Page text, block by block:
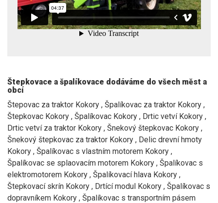
Štepkovace a špalíkovace dodáváme do všech měst a
obcí
Štepovac za traktor Kokory , Špalíkovac za traktor Kokory ,
Štepkovac Kokory , Špalíkovac Kokory , Drtic vetví Kokory ,
Drtic vetví za traktor Kokory , Šnekový štepkovac Kokory ,
Šnekový štepkovac za traktor Kokory , Delic drevní hmoty
Kokory , Špalíkovac s vlastním motorem Kokory ,
Špalíkovac se splaovacím motorem Kokory , Špalíkovac s
elektromotorem Kokory , Špalíkovací hlava Kokory ,
Štepkovací skrín Kokory , Drtící modul Kokory , Špalíkovac s
dopravníkem Kokory , Špalíkovac s transportním pásem